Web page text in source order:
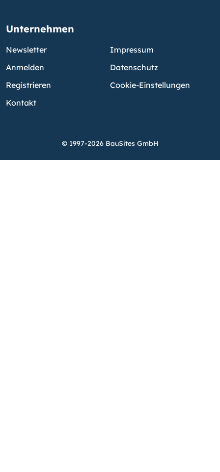
Unternehmen
Newsletter
Anmelden
Registrieren
Kontakt
Impressum
Datenschutz
Cookie-Einstellungen
© 1997-2026 BauSites GmbH